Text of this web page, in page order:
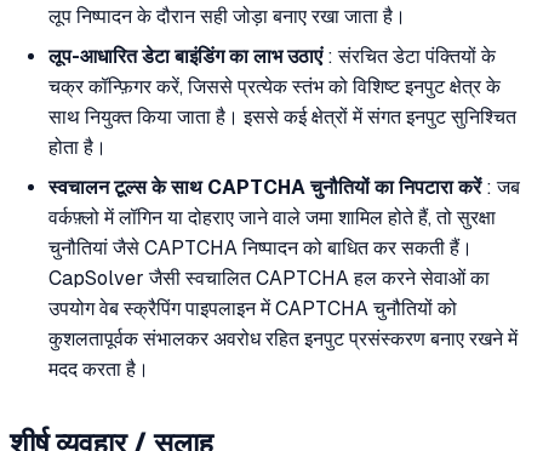
लूप निष्पादन के दौरान सही जोड़ा बनाए रखा जाता है।
लूप-आधारित डेटा बाइंडिंग का लाभ उठाएं: संरचित डेटा पंक्तियों के
चक्र कॉन्फ़िगर करें, जिससे प्रत्येक स्तंभ को विशिष्ट इनपुट क्षेत्र के
साथ नियुक्त किया जाता है। इससे कई क्षेत्रों में संगत इनपुट सुनिश्चित
होता है।
स्वचालन टूल्स के साथ CAPTCHA चुनौतियों का निपटारा करें: जब
वर्कफ़्लो में लॉगिन या दोहराए जाने वाले जमा शामिल होते हैं, तो सुरक्षा
चुनौतियां जैसे CAPTCHA निष्पादन को बाधित कर सकती हैं।
CapSolver जैसी स्वचालित CAPTCHA हल करने सेवाओं का
उपयोग वेब स्क्रैपिंग पाइपलाइन में CAPTCHA चुनौतियों को
कुशलतापूर्वक संभालकर अवरोध रहित इनपुट प्रसंस्करण बनाए रखने में
मदद करता है।
शीर्ष व्यवहार / सलाह